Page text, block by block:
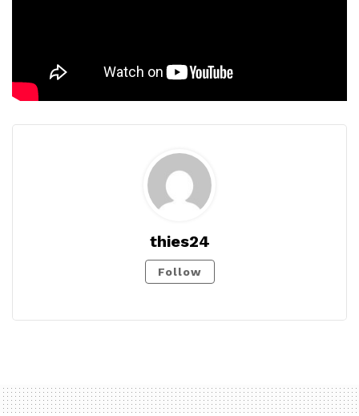
thies24
Follow